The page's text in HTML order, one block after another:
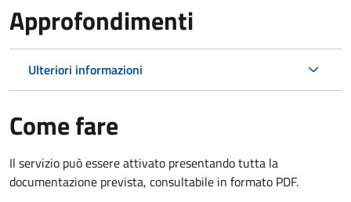
Approfondimenti
Ulteriori informazioni
Come fare
Il servizio può essere attivato presentando tutta la
documentazione prevista, consultabile in formato PDF.